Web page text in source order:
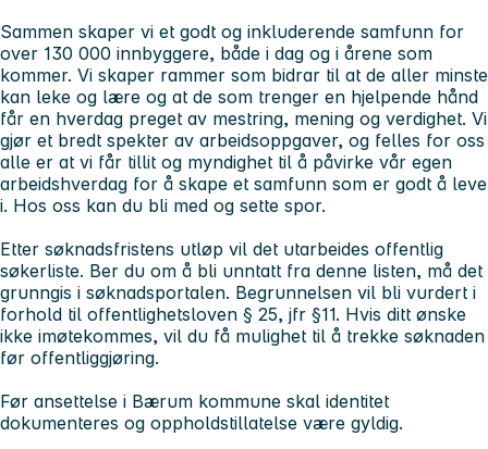
Sammen skaper vi et godt og inkluderende samfunn for
over 130 000 innbyggere, både i dag og i årene som
kommer. Vi skaper rammer som bidrar til at de aller minste
kan leke og lære og at de som trenger en hjelpende hånd
får en hverdag preget av mestring, mening og verdighet. Vi
gjør et bredt spekter av arbeidsoppgaver, og felles for oss
alle er at vi får tillit og myndighet til å påvirke vår egen
arbeidshverdag for å skape et samfunn som er godt å leve
i. Hos oss kan du bli med og sette spor.
Etter søknadsfristens utløp vil det utarbeides offentlig
søkerliste. Ber du om å bli unntatt fra denne listen, må det
grunngis i søknadsportalen. Begrunnelsen vil bli vurdert i
forhold til offentlighetsloven § 25, jfr §11. Hvis ditt ønske
ikke imøtekommes, vil du få mulighet til å trekke søknaden
før offentliggjøring.
Før ansettelse i Bærum kommune skal identitet
dokumenteres og oppholdstillatelse være gyldig.